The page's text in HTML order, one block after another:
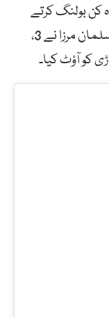
کن بولنگ کرتے
ہوئے 4 کھلاڑیوں کو پویلین بھیجا جبکہ سلمان مرزا نے 3،